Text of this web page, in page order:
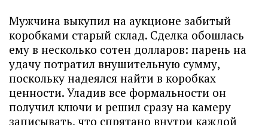
Мужчина выкупил на аукционе забитый
коробками старый склад. Сделка обошлась
ему в несколько сотен долларов: парень на
удачу потратил внушительную сумму,
поскольку надеялся найти в коробках
ценности. Уладив все формальности он
получил ключи и решил сразу на камеру
записывать, что спрятано внутри каждой